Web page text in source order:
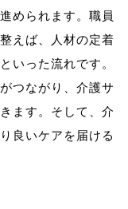
められます。職員
えば、人材の定着
いった流れです。
つながり、介護サ
ます。そして、介
良いケアを届ける